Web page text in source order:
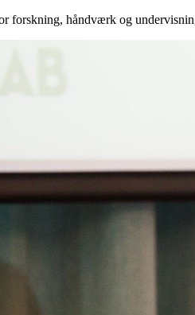
forskning, håndværk og